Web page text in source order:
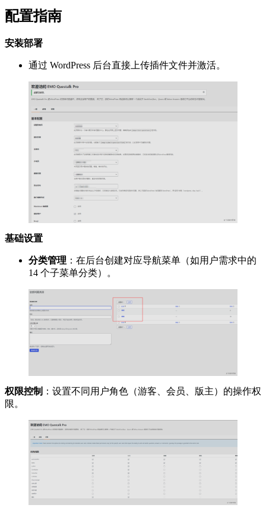
配置指南
安装部署
通过 WordPress 后台直接上传插件文件并激活。
基础设置
分类管理 ：在后台创建对应导航菜单（如用户需求中的
14 个子菜单分类）。
权限控制 ：设置不同用户角色（游客、会员、版主）的操作权
限。